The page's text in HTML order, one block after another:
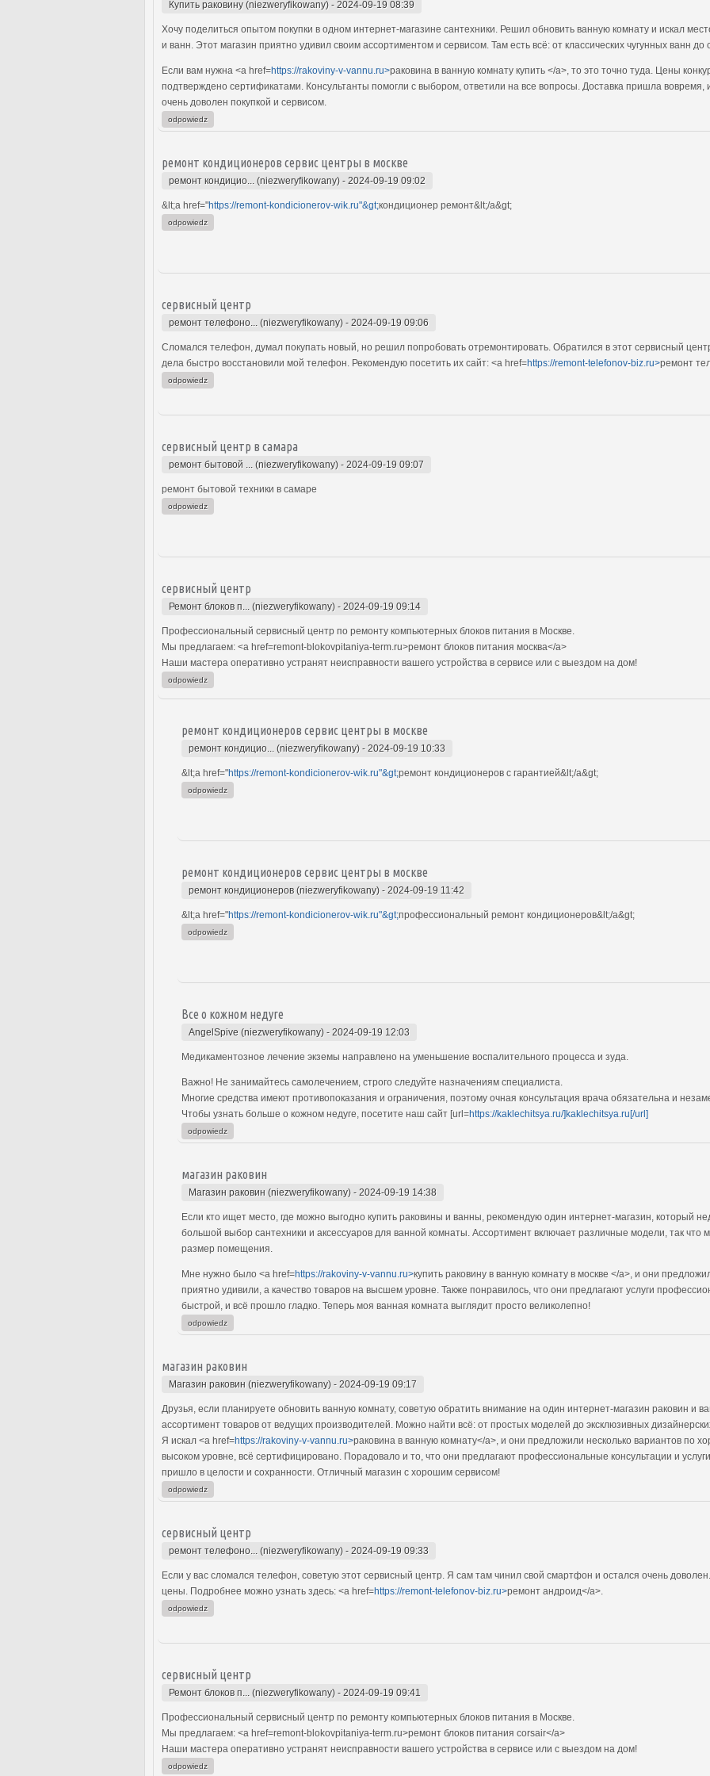
Купить раковину (niezweryfikowany) - 2024-09-19 08:39
Хочу поделиться опытом покупки в одном интернет-магазине сантехники. Решил обновить ванную комнату и искал
и ванн. Этот магазин приятно удивил своим ассортиментом и сервисом. Там есть всё: от классических чугунных ванн
Если вам нужна <a href=https://rakoviny-v-vannu.ru>раковина в ванную комнату купить </a>, то это точно туда. Цены
подтверждено сертификатами. Консультанты помогли с выбором, ответили на все вопросы. Доставка пришла вовремя,
очень доволен покупкой и сервисом.
odpowiedz
ремонт кондиционеров сервис центры в москве
ремонт кондицио... (niezweryfikowany) - 2024-09-19 09:02
&lt;a href="https://remont-kondicionerov-wik.ru"&gt;кондиционер ремонт&lt;/a&gt;
odpowiedz
сервисный центр
ремонт телефоно... (niezweryfikowany) - 2024-09-19 09:06
Сломался телефон, думал покупать новый, но решил попробовать отремонтировать. Обратился в этот сервисный
дела быстро восстановили мой телефон. Рекомендую посетить их сайт: <a href=https://remont-telefonov-biz.ru>ремонт
odpowiedz
сервисный центр в самара
ремонт бытовой ... (niezweryfikowany) - 2024-09-19 09:07
ремонт бытовой техники в самаре
odpowiedz
сервисный центр
Ремонт блоков п... (niezweryfikowany) - 2024-09-19 09:14
Профессиональный сервисный центр по ремонту компьютерных блоков питания в Москве.
Мы предлагаем: <a href=remont-blokovpitaniya-term.ru>ремонт блоков питания москва</a>
Наши мастера оперативно устранят неисправности вашего устройства в сервисе или с выездом на дом!
odpowiedz
ремонт кондиционеров сервис центры в москве
ремонт кондицио... (niezweryfikowany) - 2024-09-19 10:33
&lt;a href="https://remont-kondicionerov-wik.ru"&gt;ремонт кондиционеров с гарантией&lt;/a&gt;
odpowiedz
ремонт кондиционеров сервис центры в москве
ремонт кондиционеров (niezweryfikowany) - 2024-09-19 11:42
&lt;a href="https://remont-kondicionerov-wik.ru"&gt;профессиональный ремонт кондиционеров&lt;/a&gt;
odpowiedz
Все о кожном недуге
AngelSpive (niezweryfikowany) - 2024-09-19 12:03
Медикаментозное лечение экземы направлено на уменьшение воспалительного процесса и зуда.
Важно! Не занимайтесь самолечением, строго следуйте назначениям специалиста.
Многие средства имеют противопоказания и ограничения, поэтому очная консультация врача обязательна и
Чтобы узнать больше о кожном недуге, посетите наш сайт [url=https://kaklechitsya.ru/]kaklechitsya.ru[/url]
odpowiedz
магазин раковин
Магазин раковин (niezweryfikowany) - 2024-09-19 14:38
Если кто ищет место, где можно выгодно купить раковины и ванны, рекомендую один интернет-магазин, который
большой выбор сантехники и аксессуаров для ванной комнаты. Ассортимент включает различные модели, так что
размер помещения.
Мне нужно было <a href=https://rakoviny-v-vannu.ru>купить раковину в ванную комнату в москве </a>, и они
приятно удивили, а качество товаров на высшем уровне. Также понравилось, что они предлагают услуги
быстрой, и всё прошло гладко. Теперь моя ванная комната выглядит просто великолепно!
odpowiedz
магазин раковин
Магазин раковин (niezweryfikowany) - 2024-09-19 09:17
Друзья, если планируете обновить ванную комнату, советую обратить внимание на один интернет-магазин раковин и
ассортимент товаров от ведущих производителей. Можно найти всё: от простых моделей до эксклюзивных
Я искал <a href=https://rakoviny-v-vannu.ru>раковина в ванную комнату</a>, и они предложили несколько вариантов по
высоком уровне, всё сертифицировано. Порадовало и то, что они предлагают профессиональные консультации и
пришло в целости и сохранности. Отличный магазин с хорошим сервисом!
odpowiedz
сервисный центр
ремонт телефоно... (niezweryfikowany) - 2024-09-19 09:33
Если у вас сломался телефон, советую этот сервисный центр. Я сам там чинил свой смартфон и остался очень
цены. Подробнее можно узнать здесь: <a href=https://remont-telefonov-biz.ru>ремонт андроид</a>.
odpowiedz
сервисный центр
Ремонт блоков п... (niezweryfikowany) - 2024-09-19 09:41
Профессиональный сервисный центр по ремонту компьютерных блоков питания в Москве.
Мы предлагаем: <a href=remont-blokovpitaniya-term.ru>ремонт блоков питания corsair</a>
Наши мастера оперативно устранят неисправности вашего устройства в сервисе или с выездом на дом!
odpowiedz